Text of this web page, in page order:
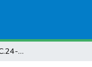
Santa Brígida: folha SC.24-X-CV, escala 1:100.000